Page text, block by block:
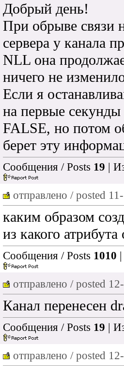
Добрый день!
При обрыве связи
сервера у канала
NLL она
ничего не
Если я
на первые секунды
FALSE, но потом
берет эту
Сообщения / Posts 19 |
отправлено / posted
каким образом
из какого
Сообщения / Posts 1010
отправлено / posted
Канал перенесен
Сообщения / Posts 19 |
отправлено / posted